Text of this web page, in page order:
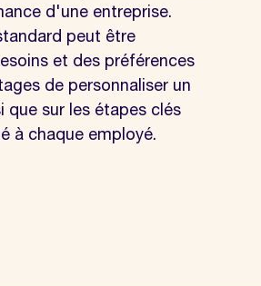
d'une entreprise.
peut être
et des préférences
de personnaliser un
que sur les étapes clés
à chaque employé.